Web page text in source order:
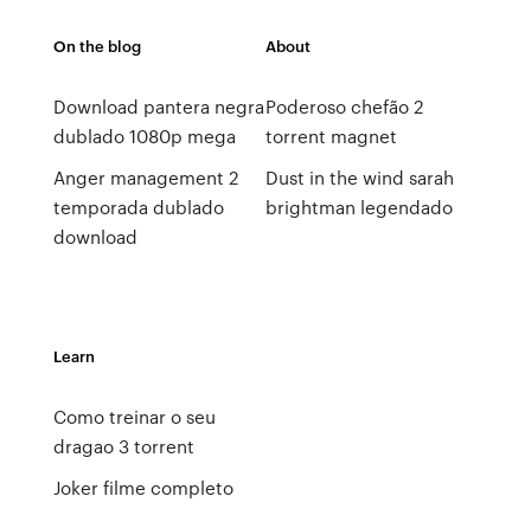
On the blog
Download pantera negra
dublado 1080p mega
Anger management 2
temporada dublado
download
About
Poderoso chefão 2
torrent magnet
Dust in the wind sarah
brightman legendado
Learn
Como treinar o seu
dragao 3 torrent
Joker filme completo